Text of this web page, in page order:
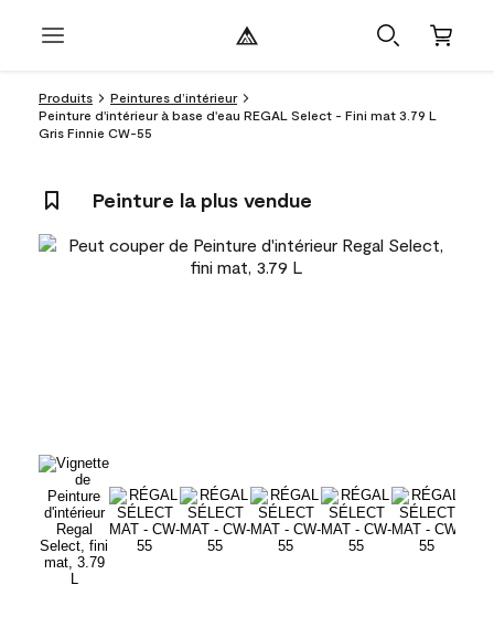
Produits
Peintures d’intérieur
Peinture d'intérieur à base d'eau REGAL Select - Fini mat 3.79 L
Gris Finnie CW-55
Peinture la plus vendue